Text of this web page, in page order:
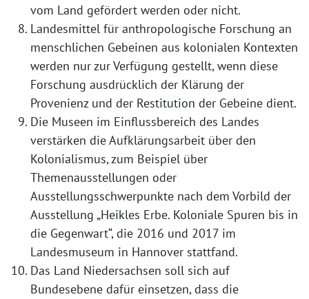
vom Land gefördert werden oder nicht.
Landesmittel für anthropologische Forschung an
menschlichen Gebeinen aus kolonialen Kontexten
werden nur zur Verfügung gestellt, wenn diese
Forschung ausdrücklich der Klärung der
Provenienz und der Restitution der Gebeine dient.
Die Museen im Einflussbereich des Landes
verstärken die Aufklärungsarbeit über den
Kolonialismus, zum Beispiel über
Themenausstellungen oder
Ausstellungsschwerpunkte nach dem Vorbild der
Ausstellung „Heikles Erbe. Koloniale Spuren bis in
die Gegenwart“, die 2016 und 2017 im
Landesmuseum in Hannover stattfand.
Das Land Niedersachsen soll sich auf
Bundesebene dafür einsetzen, dass die